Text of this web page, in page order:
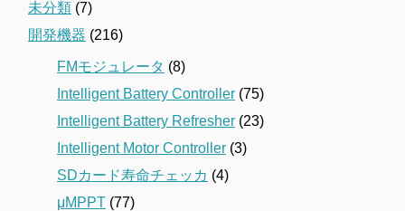
未分類 (7)
開発機器 (216)
FMモジュレータ (8)
Intelligent Battery Controller (75)
Intelligent Battery Refresher (23)
Intelligent Motor Controller (3)
SDカード寿命チェッカ (4)
μMPPT (77)